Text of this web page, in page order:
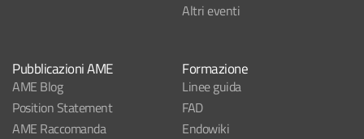
Altri eventi
Pubblicazioni AME
AME Blog
Position Statement
AME Raccomanda
Formazione
Linee guida
FAD
Endowiki